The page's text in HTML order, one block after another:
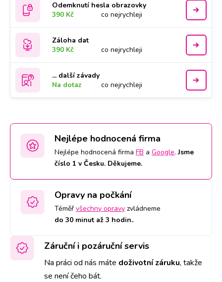
Odemknutí hesla obrazovky
390 Kč
co nejrychleji
Záloha dat
390 Kč
co nejrychleji
... další závady
Na dotaz
co nejrychleji
Nejlépe hodnocená firma
Nejlépe hodnocená firma FB a Google.Jsme
číslo 1 v Česku. Děkujeme.
Opravy na počkání
Téměř všechny opravy zvládneme
do 30 minut až 3 hodin..
Záruční i pozáruční servis
Na práci od nás máte doživotní záruku, takže
se není čeho bát.